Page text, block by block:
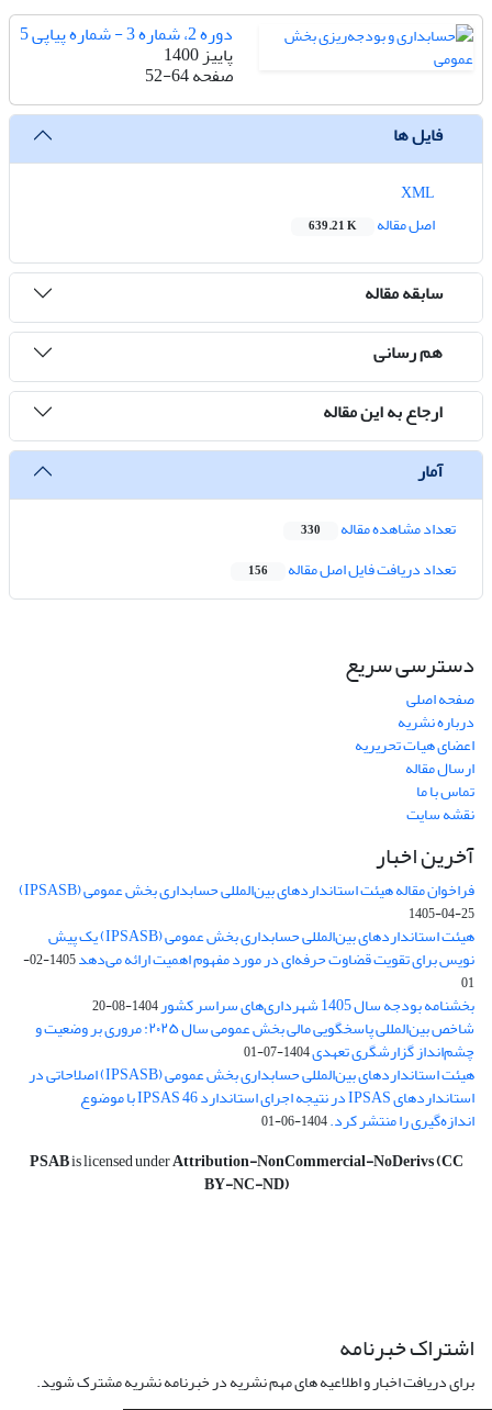
دوره 2، شماره 3 - شماره پیاپی 5
پاییز 1400
صفحه52-64
فایل ها
اصل مقاله
639.21 K
سابقه مقاله
هم رسانی
ارجاع به این مقاله
آمار
تعداد مشاهده مقاله 330
تعداد دریافت فایل اصل مقاله 156
دسترسی سریع
صفحه اصلی
درباره نشریه
اعضای هیات تحریریه
ارسال مقاله
تماس با ما
نقشه سایت
آخرین اخبار
فراخوان مقاله هیئت استانداردهای بین‌المللی حسابداری بخش عمومی (IPSASB)
1405-04-25
هیئت استانداردهای بین‌المللی حسابداری بخش عمومی (IPSASB) یک پیش
نویس برای تقویت قضاوت‌ حرفه‌ای در مورد مفهوم اهمیت ارائه می‌دهد
1405-02-
01
بخشنامه بودجه سال 1405 شهرداری‌های سراسر کشور 1404-08-20
شاخص بین‌المللی پاسخگویی مالی بخش عمومی سال ۲۰۲۵: مروری بر وضعیت و
چشم‌انداز گزارشگری تعهدی1404-07-01
هیئت استانداردهای بین‌المللی حسابداری بخش عمومی (IPSASB) اصلاحاتی در
استانداردهای IPSAS در نتیجه اجرای استاندارد IPSAS 46 با موضوع
اندازه‌گیری را منتشر کرد.1404-06-01
PSABis licensed underAttribution-NonCommercial-NoDerivs (CC
BY-NC-ND)
اشتراک خبرنامه
برای دریافت اخبار و اطلاعیه های مهم نشریه در خبرنامه نشریه مشترک شوید.